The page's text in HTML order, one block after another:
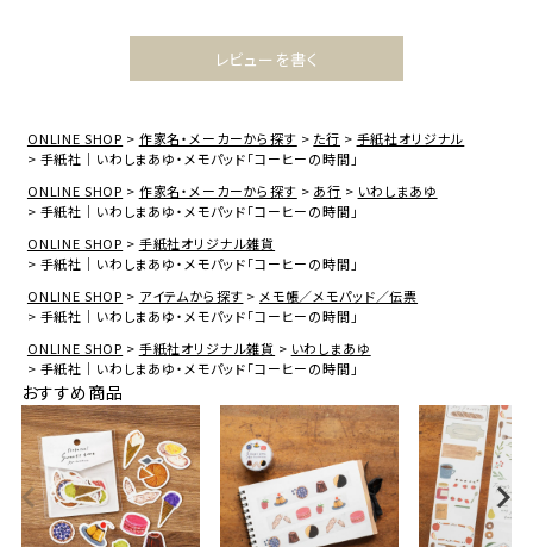
レビューを書く
ONLINE SHOP 作家名・メーカーから探す た行
手紙社オリジナル
手紙社｜いわしまあゆ・メモパッド「コーヒーの時間」
ONLINE SHOP
作家名・メーカーから探す あ行
いわしまあゆ
手紙社｜いわしまあゆ・メモパッド「コーヒーの時間」
ONLINE SHOP
手紙社オリジナル雑貨
手紙社｜いわしまあゆ・メモパッド「コーヒーの時間」
ONLINE SHOP
アイテムから探す
メモ帳／メモパッド／伝票
手紙社｜いわしまあゆ・メモパッド「コーヒーの時間」
ONLINE SHOP
手紙社オリジナル雑貨
いわしまあゆ
手紙社｜いわしまあゆ・メモパッド「コーヒーの時間」
おすすめ商品